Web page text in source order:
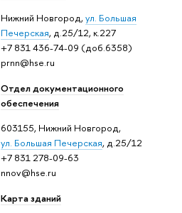
Нижний Новгород,ул. Большая
Печерская, д.25/12, к.227
+7 831 436-74-09 (доб.6358)
prnn@hse.ru
Отдел документационного
обеспечения
603155, Нижний Новгород,
ул. Большая Печерская, д.25/12
+7 831 278-09-63
nnov@hse.ru
Карта зданий